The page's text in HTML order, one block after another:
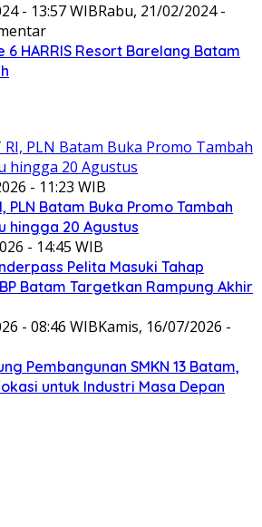
- 13:57 WIBRabu, 21/02/2024 -
6 HARRIS Resort Barelang Batam
- 11:23 WIB
PLN Batam Buka Promo Tambah
hingga 20 Agustus
- 14:45 WIB
Pelita Masuki Tahap
Batam Targetkan Rampung Akhir
- 08:46 WIBKamis, 16/07/2026 -
Pembangunan SMKN 13 Batam,
untuk Industri Masa Depan